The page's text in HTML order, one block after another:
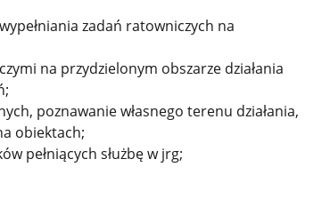
zadań ratowniczych na
na przydzielonym obszarze działania
poznawanie własnego terenu działania,
obiektach;
pełniących służbę w jrg;